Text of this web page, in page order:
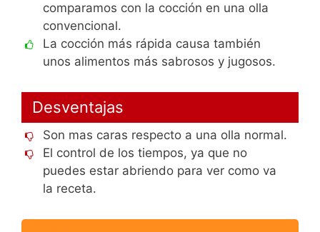
comparamos con la cocción en una olla
convencional.
La cocción más rápida causa también
unos alimentos más sabrosos y jugosos.
Desventajas
Son mas caras respecto a una olla normal.
El control de los tiempos, ya que no
puedes estar abriendo para ver como va
la receta.